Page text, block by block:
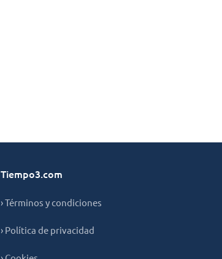
Tiempo3.com
› Términos y condiciones
› Política de privacidad